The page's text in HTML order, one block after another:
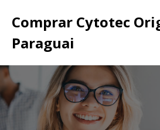
para
Comprar Cytotec
Paraguai